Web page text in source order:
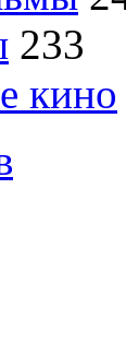
233
кино